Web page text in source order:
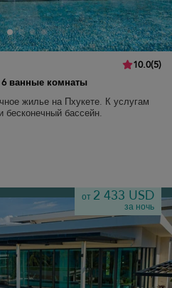
10.0(5)
6 ванные комнаты
жилье на Пхукете. К услугам
бесконечный бассейн.
от 2 433 USD
за ночь